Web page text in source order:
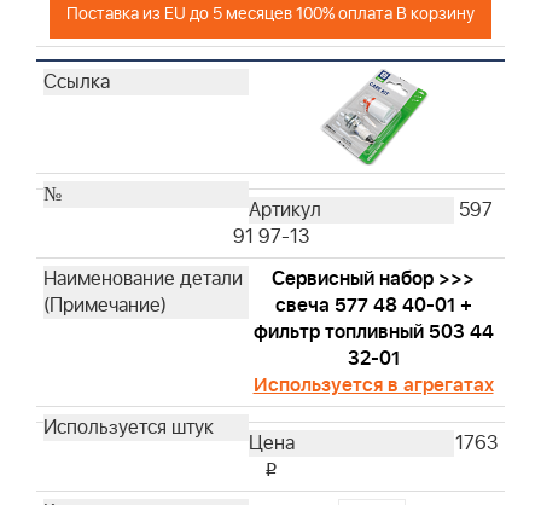
Поставка из EU до 5 месяцев 100% оплата В корзину
597
91 97-13
Сервисный набор >>>
свеча 577 48 40-01 +
фильтр топливный 503 44
32-01
Используется в агрегатах
1763
i